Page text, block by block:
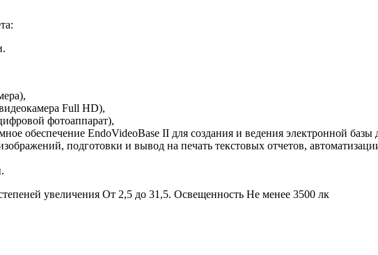
Full HD),
фотоаппарат),
обеспечение EndoVideoBase II для создания и ведения электронной
подготовки и вывод на печать текстовых отчетов,
увеличения От 2,5 до 31,5. Освещенность Не менее 3500 лк